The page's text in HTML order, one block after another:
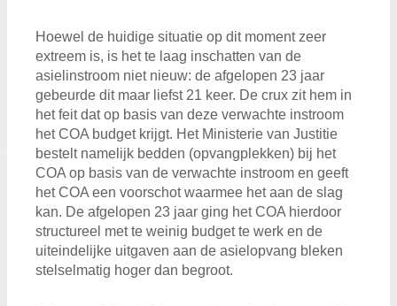
Hoewel de huidige situatie op dit moment zeer
extreem is, is het te laag inschatten van de
asielinstroom niet nieuw: de afgelopen 23 jaar
gebeurde dit maar liefst 21 keer. De crux zit hem in
het feit dat op basis van deze verwachte instroom
het COA budget krijgt. Het Ministerie van Justitie
bestelt namelijk bedden (opvangplekken) bij het
COA op basis van de verwachte instroom en geeft
het COA een voorschot waarmee het aan de slag
kan. De afgelopen 23 jaar ging het COA hierdoor
structureel met te weinig budget te werk en de
uiteindelijke uitgaven aan de asielopvang bleken
stelselmatig hoger dan begroot.